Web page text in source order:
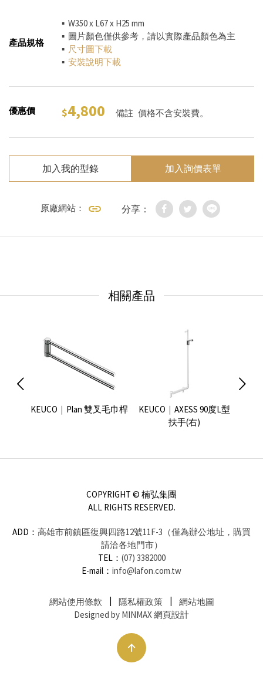
產品規格
▪ W350 x L67 x H25 mm
▪ 圖片顏色僅供參考，請以實際產品顏色為主
▪ 尺寸圖下載
▪ 安裝說明下載
優惠價 4,800 備註 價格不含安裝費。
加入我的型錄 加入詢價表單
原廠網站： 分享：
相關產品
KEUCO｜Plan 雙叉毛巾桿
KEUCO｜AXESS 90度L型
扶手(右)
COPYRIGHT © 楠弘集團
ALL RIGHTS RESERVED.
ADD： 高雄市前鎮區復興四路12號11F-3（僅為辦公地址，購買
請洽各地門市）
TEL： (07) 3382000
E-mail： info@lafon.com.tw
網站使用條款 隱私權政策
網站地圖
Designed by MINMAX 網頁設計